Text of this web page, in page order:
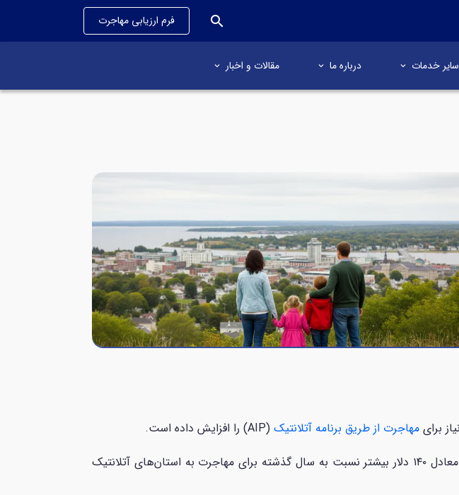
فرم ارزیابی مهاجرت search
سایر خدمات درباره ما مقالات و اخبار
مهاجرت از طریق برنامه آتلانتیک (AIP) را افزایش داده است.
بر اساس اعلام رسمی این اداره، از تاریخ ۲۹ جولای ۲۰۲۵، متقاضیان خارجی باید مبلغی معادل ۱۴۰ دلار بیشتر نسبت به سال گذشته برای مهاجرت به استان‌های آتلانتیک